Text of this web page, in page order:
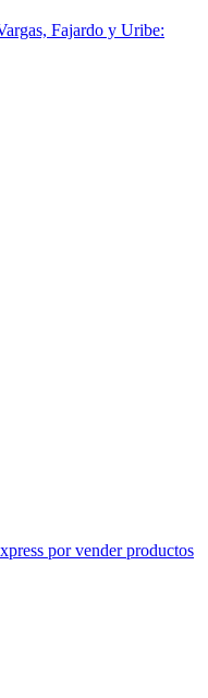
Fajardo y Uribe:
por vender productos